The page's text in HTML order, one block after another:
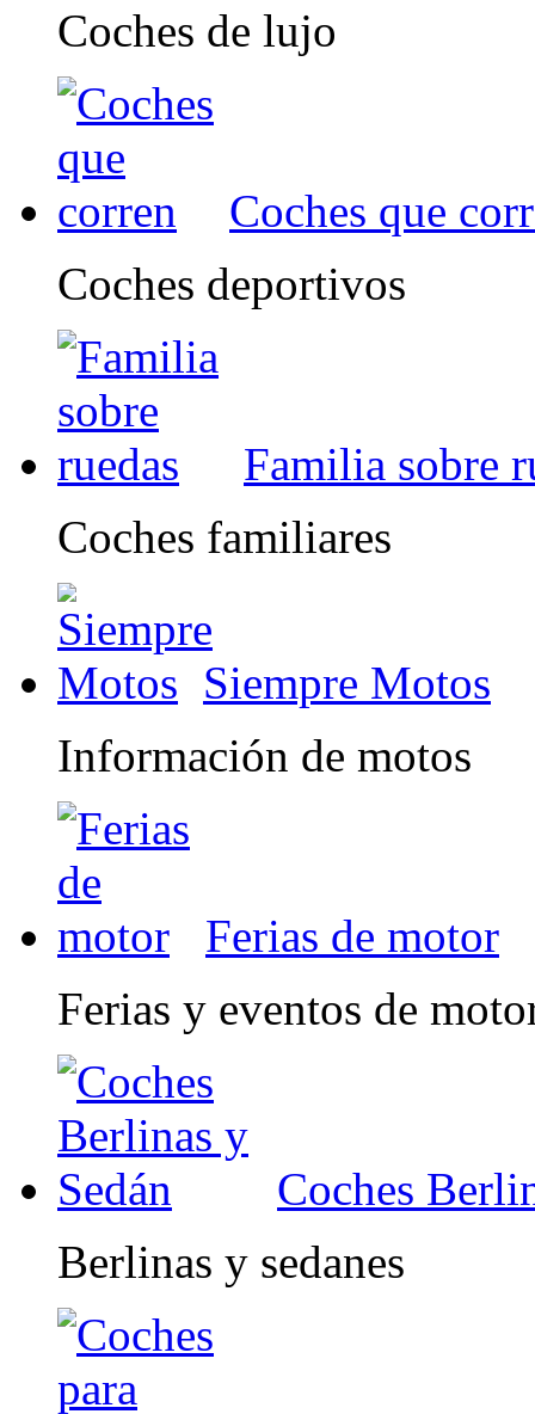
Coches de lujo
Coches que
Coches deportivos
Familia sobre
Coches familiares
Siempre Motos
Información de motos
Ferias de motor
Ferias y eventos de
Coches
Berlinas y sedanes